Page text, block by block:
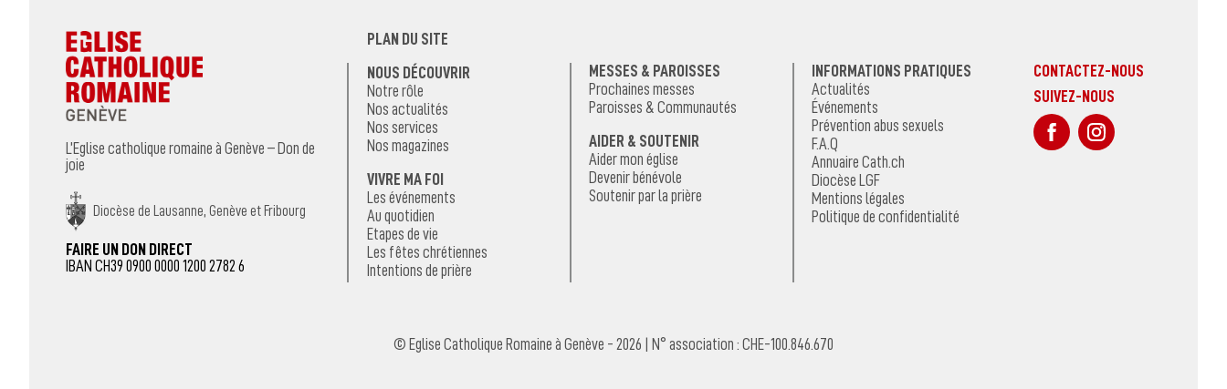
L’Eglise catholique romaine à Genève – Don de
joie
Diocèse de Lausanne, Genève et Fribourg
FAIRE UN DON DIRECT
IBAN CH39 0900 0000 1200 2782 6
PLAN DU SITE
NOUS DÉCOUVRIR
Notre rôle
Nos actualités
Nos services
Nos magazines
VIVRE MA FOI
Les événements
Au quotidien
Etapes de vie
Les fêtes chrétiennes
Intentions de prière
MESSES & PAROISSES
Prochaines messes
Paroisses & Communautés
AIDER & SOUTENIR
Aider mon église
Devenir bénévole
Soutenir par la prière
INFORMATIONS PRATIQUES
Actualités
Événements
Prévention abus sexuels
F.A.Q
Annuaire Cath.ch
Diocèse LGF
Mentions légales
Politique de confidentialité
CONTACTEZ-NOUS
SUIVEZ-NOUS
sur Facebook
© Eglise Catholique Romaine à Genève - 2026 | N° association : CHE-100.846.670